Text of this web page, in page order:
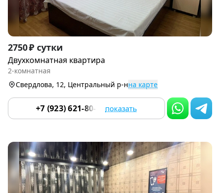
Item
1
of
2750 ₽ сутки
Двухкомнатная квартира
2-комнатная
Свердлова, 12, Центральный р-нна карте
+7 (923) 621-80-80 показать